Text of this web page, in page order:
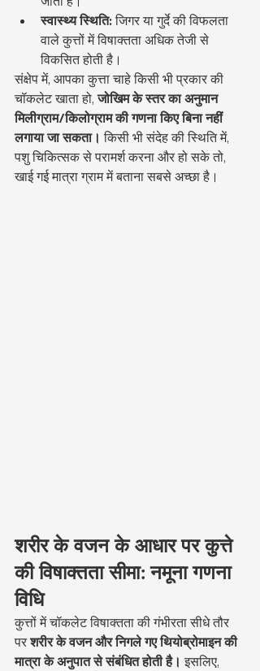
स्वास्थ्य स्थिति: जिगर या गुर्दे की विफलता
वाले कुत्तों में विषाक्तता अधिक तेजी से
विकसित होती है।
संक्षेप में, आपका कुत्ता चाहे किसी भी प्रकार की
चॉकलेट खाता हो, जोखिम के स्तर का अनुमान
मिलीग्राम/किलोग्राम की गणना किए बिना नहीं
लगाया जा सकता। किसी भी संदेह की स्थिति में,
पशु चिकित्सक से परामर्श करना और हो सके तो,
खाई गई मात्रा ग्राम में बताना सबसे अच्छा है।
शरीर के वजन के आधार पर कुत्ते
की विषाक्तता सीमा: नमूना गणना
विधि
कुत्तों में चॉकलेट विषाक्तता की गंभीरता सीधे तौर
पर शरीर के वजन और निगले गए थियोब्रोमाइन की
मात्रा के अनुपात से संबंधित होती है। इसलिए,